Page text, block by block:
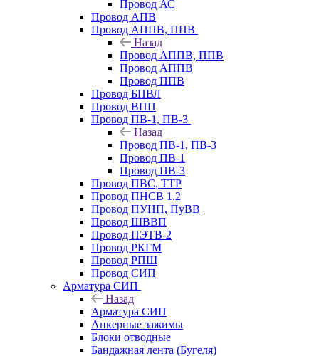
Провод АС
Провод АПВ
Провод АППВ, ППВ
Назад
Провод АППВ, ППВ
Провод АППВ
Провод ППВ
Провод БПВЛ
Провод ВПП
Провод ПВ-1, ПВ-3
Назад
Провод ПВ-1, ПВ-3
Провод ПВ-1
Провод ПВ-3
Провод ПВС, ТТР
Провод ПНСВ 1,2
Провод ПУНП, ПуВВ
Провод ШВВП
Провод ПЭТВ-2
Провод РКГМ
Провод РПШ
Провод СИП
Арматура СИП
Назад
Арматура СИП
Анкерные зажимы
Блоки отводные
Бандажная лента (Бугеля)